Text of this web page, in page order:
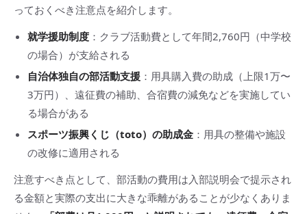
っておくべき注意点を紹介します。
就学援助制度 ：クラブ活動費として年間2,760円（中学校
の場合）が支給される
自治体独自の部活動支援 ：用具購入費の助成（上限1万〜
3万円）、遠征費の補助、合宿費の減免などを実施してい
る場合がある
スポーツ振興くじ（toto）の助成金 ：用具の整備や施設
の改修に適用される
注意すべき点として、部活動の費用は入部説明会で提示され
る金額と実際の支出に大きな乖離があることが少なくありま